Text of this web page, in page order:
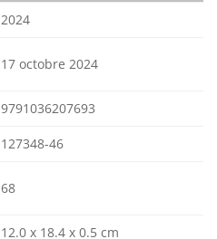
2024
17 octobre 2024
9791036207693
127348-46
68
12.0 x 18.4 x 0.5 cm